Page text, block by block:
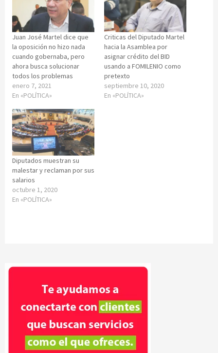
Juan José Martel dice que
la oposición no hizo nada
cuando gobernaba, pero
ahora busca solucionar
todos los problemas
enero 7, 2021
En «POLÍTICA»
Criticas del Diputado Martel
hacia la Asamblea por
asignar crédito del BID
usando a FOMILENIO como
pretexto
septiembre 10, 2020
En «POLÍTICA»
Diputados muestran su
malestar y reclaman por sus
salarios
octubre 1, 2020
En «POLÍTICA»